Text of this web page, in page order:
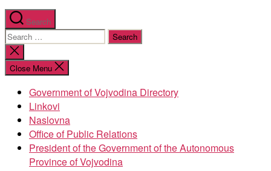
Search
Search
for:
Close
search
Close Menu
Government of Vojvodina Directory
Linkovi
Naslovna
Office of Public Relations
President of the Government of the Autonomous
Province of Vojvodina